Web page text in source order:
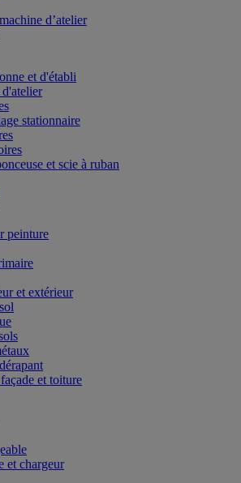
d’atelier
et d'établi
d'atelier
stationnaire
et scie à ruban
peinture
et extérieur
et toiture
et chargeur